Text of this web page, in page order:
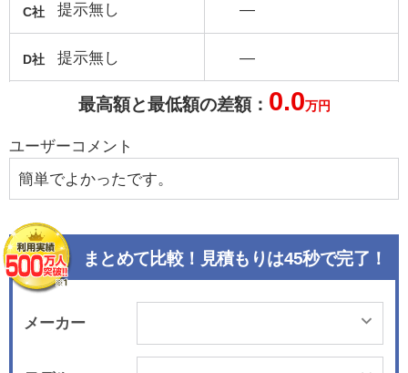
C社 提示無し
D社 提示無し
―
―
最高額と最低額の差額： 0.0万円
ユーザーコメント
簡単でよかったです。
まとめて比較！見積もりは45秒で完了！
メーカー